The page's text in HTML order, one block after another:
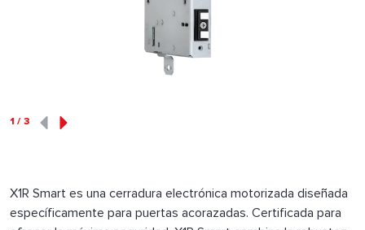
1 / 3
X1R Smart es una cerradura electrónica motorizada diseñada
específicamente para puertas acorazadas. Certificada para